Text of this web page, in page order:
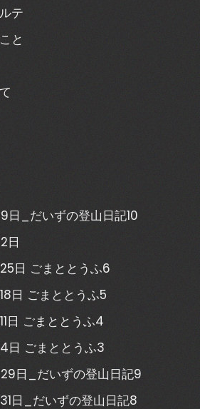
テ
と
日_だいずの登山日記10
日
日 ごまととうふ6
日 ごまととうふ5
日 ごまととうふ4
日 ごまととうふ3
日_だいずの登山日記9
日_だいずの登山日記8